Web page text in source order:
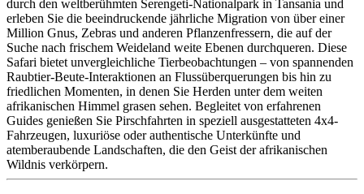
durch den weltberühmten Serengeti-Nationalpark in Tansania und
erleben Sie die beeindruckende jährliche Migration von über einer
Million Gnus, Zebras und anderen Pflanzenfressern, die auf der
Suche nach frischem Weideland weite Ebenen durchqueren. Diese
Safari bietet unvergleichliche Tierbeobachtungen – von spannenden
Raubtier-Beute-Interaktionen an Flussüberquerungen bis hin zu
friedlichen Momenten, in denen Sie Herden unter dem weiten
afrikanischen Himmel grasen sehen. Begleitet von erfahrenen
Guides genießen Sie Pirschfahrten in speziell ausgestatteten 4x4-
Fahrzeugen, luxuriöse oder authentische Unterkünfte und
atemberaubende Landschaften, die den Geist der afrikanischen
Wildnis verkörpern.